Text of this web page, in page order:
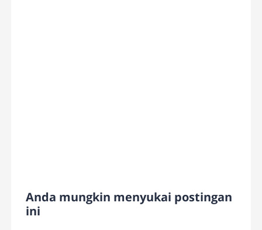
Anda mungkin menyukai postingan
ini